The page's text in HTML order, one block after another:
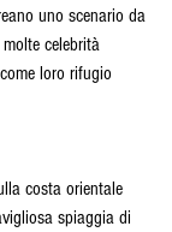
uno scenario da
celebrità
loro rifugio
costa orientale
spiaggia di